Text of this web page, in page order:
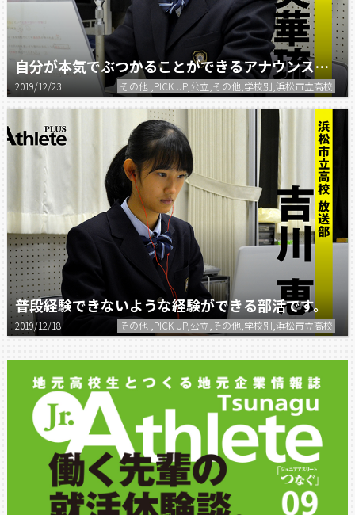
自分が本気でぶつかることができるアナウンスに出会えた。
2019/12/23 その他 ,PICK UP,公立,その他,学校別,浜松市立高校
普段経験できないような経験ができる部活です。
2019/12/18 その他 ,PICK UP,公立,その他,学校別,浜松市立高校